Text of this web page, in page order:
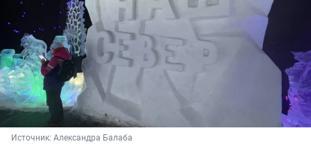
Источник: Александра Балаба